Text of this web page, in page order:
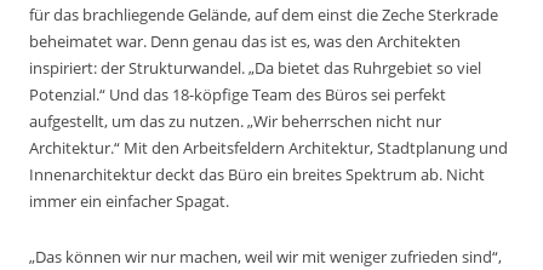
für das brachliegende Gelände, auf dem einst die Zeche Sterkrade
beheimatet war. Denn genau das ist es, was den Architekten
inspiriert: der Strukturwandel. „Da bietet das Ruhrgebiet so viel
Potenzial.“ Und das 18-köpfige Team des Büros sei perfekt
aufgestellt, um das zu nutzen. „Wir beherrschen nicht nur
Architektur.“ Mit den Arbeitsfeldern Architektur, Stadtplanung und
Innenarchitektur deckt das Büro ein breites Spektrum ab. Nicht
immer ein einfacher Spagat.
„Das können wir nur machen, weil wir mit weniger zufrieden sind“,